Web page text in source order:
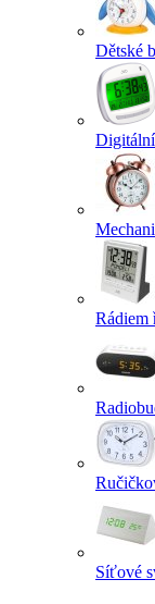
Dětské
Rádiem
Síťové